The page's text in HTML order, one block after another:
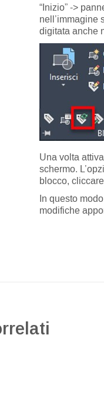
“Inizio” ->
nell’immagine
digitata anche
Una volta
schermo.
blocco,
In questo
modifiche